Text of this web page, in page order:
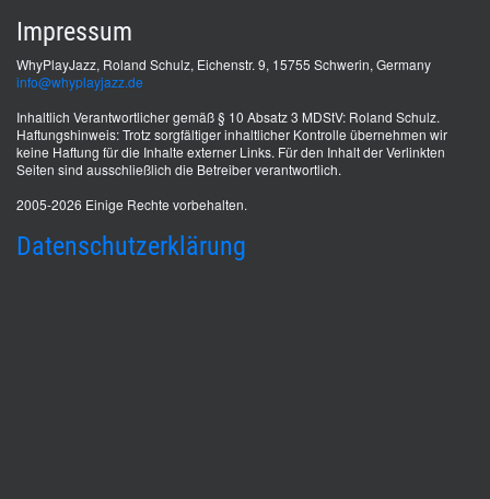
Impressum
WhyPlayJazz, Roland Schulz, Eichenstr. 9, 15755 Schwerin, Germany
info@whyplayjazz.de
Inhaltlich Verantwortlicher gemäß § 10 Absatz 3 MDStV: Roland Schulz.
Haftungshinweis: Trotz sorgfältiger inhaltlicher Kontrolle übernehmen wir
keine Haftung für die Inhalte externer Links. Für den Inhalt der Verlinkten
Seiten sind ausschließlich die Betreiber verantwortlich.
2005-2026 Einige Rechte vorbehalten.
Datenschutzerklärung